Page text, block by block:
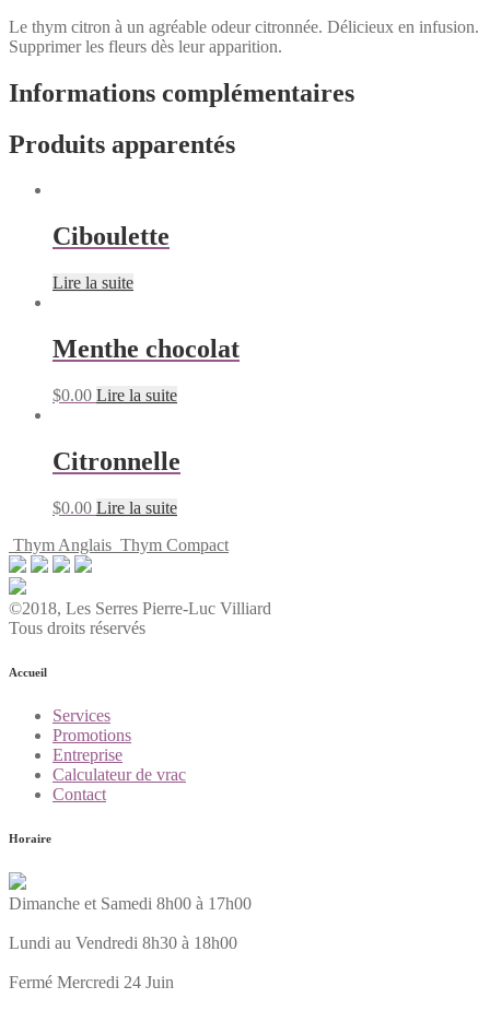
Le thym citron à un agréable odeur citronnée. Délicieux en infusion.
Supprimer les fleurs dès leur apparition.
Informations complémentaires
Produits apparentés
Ciboulette
Lire la suite
Menthe chocolat
$0.00 Lire la suite
Citronnelle
$0.00 Lire la suite
Thym Anglais Thym Compact
©2018, Les Serres Pierre-Luc Villiard
Tous droits réservés
Accueil
Services
Promotions
Entreprise
Calculateur de vrac
Contact
Horaire
Dimanche et Samedi 8h00 à 17h00
Lundi au Vendredi 8h30 à 18h00
Fermé Mercredi 24 Juin